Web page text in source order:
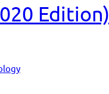
Edition)